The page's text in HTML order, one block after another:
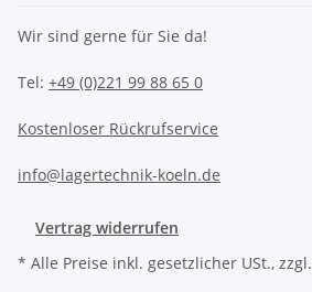
Wir sind gerne für Sie da!
Tel: +49 (0)221 99 88 65 0
Kostenloser Rückrufservice
info@lagertechnik-koeln.de
Vertrag widerrufen
* Alle Preise inkl. gesetzlicher USt., zzgl.